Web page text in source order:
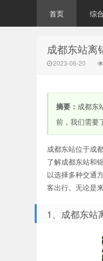
首页 综
成都东站离
2023-06-20
摘要： 成都东
前，我们需要
成都东站位于成
了解成都东站和
以选择多种交通
客出行。无论是
1、成都东站